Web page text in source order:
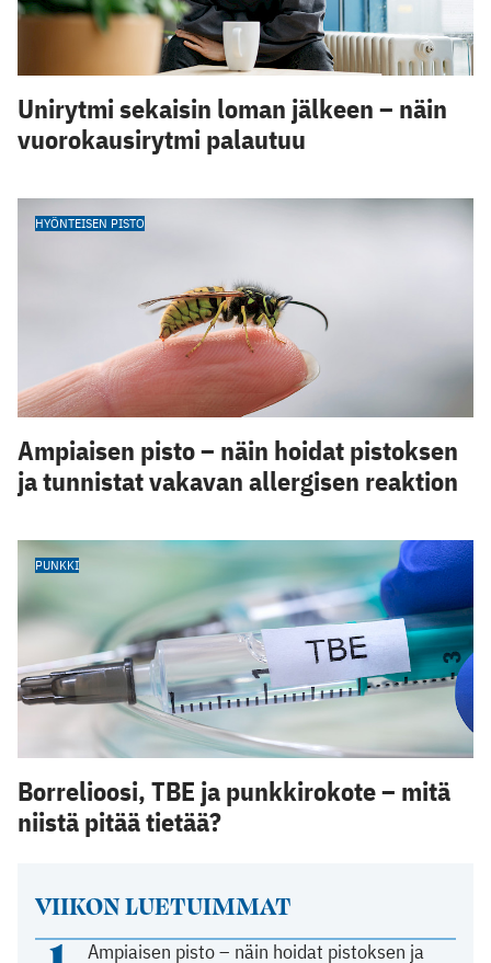
VIIKON LUETUIMMAT
Ampiaisen pisto – näin hoidat pistoksen ja
Unirytmi sekaisin loman jälkeen – näin
vuorokausirytmi palautuu
HYÖNTEISEN PISTO
Ampiaisen pisto – näin hoidat pistoksen
ja tunnistat vakavan allergisen reaktion
PUNKKI
Borrelioosi, TBE ja punkkirokote – mitä
niistä pitää tietää?